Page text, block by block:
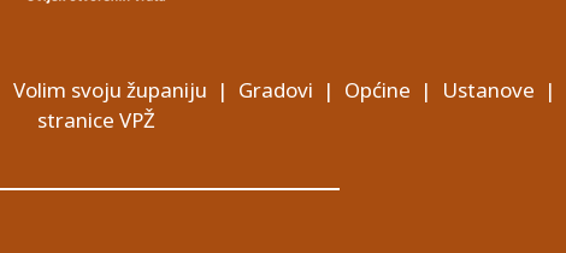
Volim svoju županiju | Gradovi | Općine | Ustanove |
stranice VPŽ